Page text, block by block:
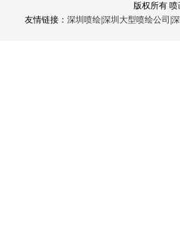
版权所有
友情链接： 深圳喷绘深圳大型喷绘公司